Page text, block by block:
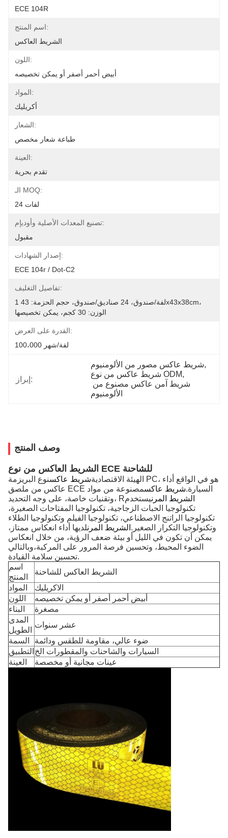
ECE 104R
اسم المنتج:
الشريط العاكس
اللون:
أبيض أحمر أصفر أو يمكن تخصيصه
المواد:
أكريليك
الشعار:
طباعة شعار مخصص
العينة:
تقدم بحرية
الـ MOQ:
24 لفات
تصنيع المعدات الأصلية وأوديإم:
مقبول
إصدار الشهادات:
ECE 104r / Dot-C2
تفاصيل التغليف:
1 لفة/صندوق، 24 صناديق/صندوق، حجم الحزمة: 43x43x38cm،
الوزن: 30 كجم، يمكن تخصيصها
القدرة على العرض:
100،000 لفة/شهر
إبراز:
شريط عاكس مصور من الألومنيوم,
شريط عاكس من نوع ODM,
الألومنيوم
وصف المنتج
الشريط العاكس من نوع ECE للشاحنة
الهيئة الاقتصاديةشريط عاكسنوع البريزمة PC، هو في الواقع أداء
عاكس من ملصق ECE السيارة.شريط عاكسمصنوعة من مواد
وتقنيات خاصة، على وجه التحديد، R
الشريط المرنيستخدم
تكنولوجيا الحبات الزجاجية، تكنولوجيا المفتاحات الصغيرة،
تكنولوجيا الراتنج الاصطناعي، تكنولوجيا الفيلم وتكنولوجيا الطلاء
وتكنولوجيا التكرار الصغير. الشريط المرنلديها أداء انعكاس ممتاز،
يمكن أن تكون في الليل أو بيئة ضعف الرؤية، من خلال انعكاس
الضوء المحيط، وتحسين فرصة المرور على المركبة،وبالتالي
تحسين سلامة القيادة.
اسم
المنتج
الشريط العاكس للشاحنة
المواد
الاكريليك
اللون
أبيض أحمر أصفر أو يمكن تخصيصه
البناء
مصغرة
المدى
الطويل
عشر سنوات
السمة
ضوء عالي، مقاومة للطقس ودائمة
التطبيق السيارات والشاحنات والمقطورات الخ
العينة
عينات مجانية أو مخصصة